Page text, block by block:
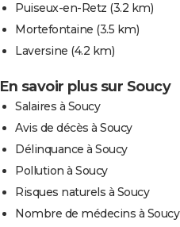
Puiseux-en-Retz (3.2 km)
Mortefontaine (3.5 km)
Laversine (4.2 km)
En savoir plus sur Soucy
Salaires à Soucy
Avis de décès à Soucy
Délinquance à Soucy
Pollution à Soucy
Risques naturels à Soucy
Nombre de médecins à Soucy